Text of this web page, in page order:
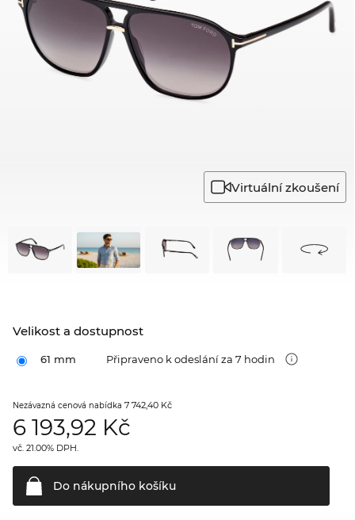
Virtuální zkoušení
Velikost a dostupnost
61 mm Připraveno k odeslání za 7 hodin
Nezávazná cenová nabídka 7 742,40 Kč
6 193,92 Kč
vč. 21.00% DPH.
Do nákupního košíku